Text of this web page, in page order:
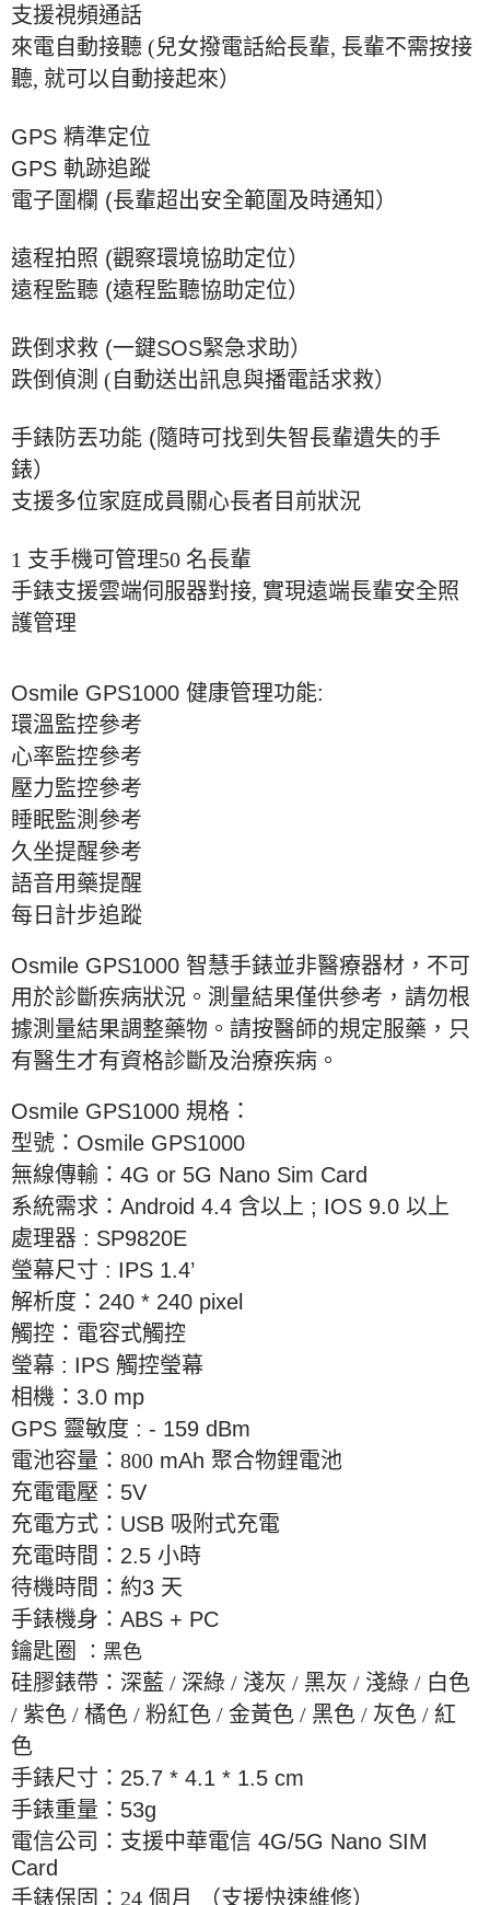
支援視頻通話
來電自動接聽 (兒女撥電話給長輩, 長輩不需按接
聽, 就可以自動接起來）
GPS 精準定位
GPS 軌跡追蹤
電子圍欄 (長輩超出安全範圍及時通知）
遠程拍照 (觀察環境協助定位）
遠程監聽 (遠程監聽協助定位）
跌倒求救 (一鍵SOS緊急求助）
跌倒偵測 (自動送出訊息與播電話求救）
手錶防丟功能 (隨時可找到失智長輩遺失的手
錶）
支援多位家庭成員關心長者目前狀況
1 支手機可管理50 名長輩
手錶支援雲端伺服器對接, 實現遠端長輩安全照
護管理
Osmile GPS1000 健康管理功能:
環溫監控參考
心率監控參考
壓力監控參考
睡眠監測參考
久坐提醒參考
語音用藥提醒
每日計步追蹤
Osmile GPS1000 智慧手錶並非醫療器材，不可
用於診斷疾病狀況。測量結果僅供參考，請勿根
據測量結果調整藥物。請按醫師的規定服藥，只
有醫生才有資格診斷及治療疾病。
Osmile GPS1000 規格：
型號： Osmile GPS1000
無線傳輸： 4G or 5G Nano Sim Card
系統需求： Android 4.4 含以上 ; IOS 9.0 以上
處理器 : SP9820E
瑩幕尺寸 : IPS 1.4’
解析度： 240 * 240 pixel
觸控：電容式觸控
瑩幕 : IPS 觸控瑩幕
相機： 3.0 mp
GPS 靈敏度 : - 159 dBm
電池容量：800 mAh 聚合物鋰電池
充電電壓： 5V
充電方式： USB 吸附式充電
充電時間： 2.5 小時
待機時間：約3 天
手錶機身： ABS + PC
鑰匙圈
：黑色
硅膠錶帶：深藍 / 深綠 / 淺灰 / 黑灰 / 淺綠 / 白色
/ 紫色 / 橘色 / 粉紅色 / 金黃色 / 黑色 / 灰色 / 紅
色
手錶尺寸： 25.7 * 4.1 * 1.5 cm
手錶重量： 53g
電信公司：支援中華電信 4G/5G Nano SIM
Card
手錶保固：24 個月 （支援快速維修）